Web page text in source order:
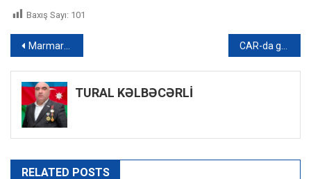
Baxış Sayı: 101
Yazı
naviqasiyası
Marmaris yanğınının nəticələri nümayiş olundu – VİDEO
TURAL KƏLBƏCƏRLİ
RELATED POSTS